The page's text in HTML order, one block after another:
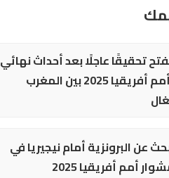
تحقيقًا عاجلًا بعد أحداث نهائي
كأس أمم أفريقيا 2025 بين المغرب
عن البرونزية أمام نيجيريا في
أمم أفريقيا 2025